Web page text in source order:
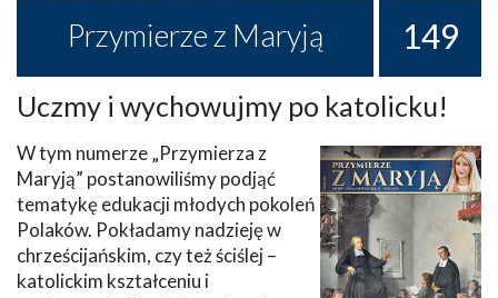
Przymierze z Maryją 149
Uczmy i wychowujmy po katolicku!
W tym numerze „Przymierza z
Maryją” postanowiliśmy podjąć
tematykę edukacji młodych pokoleń
Polaków. Pokładamy nadzieję w
chrześcijańskim, czy też ściślej –
katolickim kształceniu i